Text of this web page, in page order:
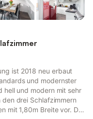
ist 2018 neu erbaut
und modernster
hell und modern mit sehr
drei Schlafzimmern
mit 1,80m Breite vor. Der